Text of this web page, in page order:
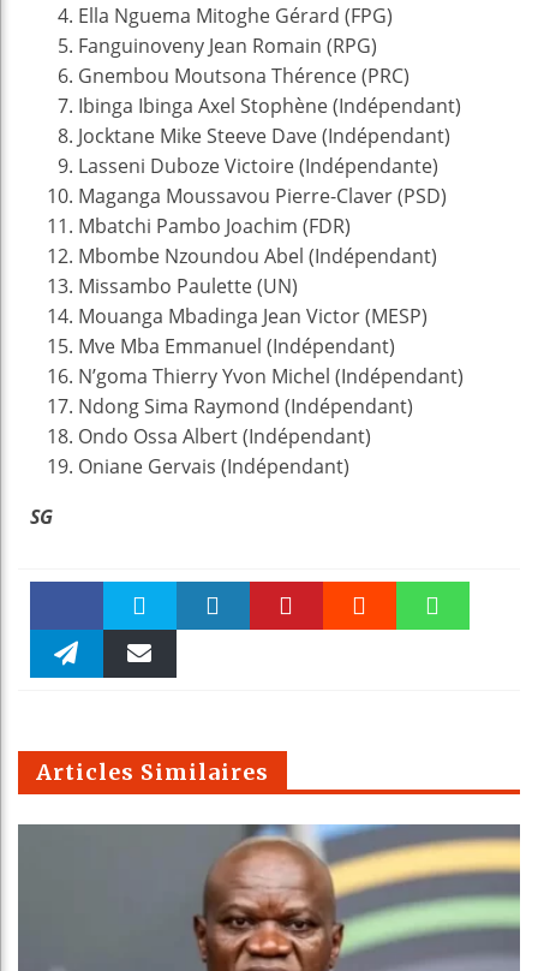
Ella Nguema Mitoghe Gérard (FPG)
Fanguinoveny Jean Romain (RPG)
Gnembou Moutsona Thérence (PRC)
Ibinga Ibinga Axel Stophène (Indépendant)
Jocktane Mike Steeve Dave (Indépendant)
Lasseni Duboze Victoire (Indépendante)
Maganga Moussavou Pierre-Claver (PSD)
Mbatchi Pambo Joachim (FDR)
Mbombe Nzoundou Abel (Indépendant)
Missambo Paulette (UN)
Mouanga Mbadinga Jean Victor (MESP)
Mve Mba Emmanuel (Indépendant)
N’goma Thierry Yvon Michel (Indépendant)
Ndong Sima Raymond (Indépendant)
Ondo Ossa Albert (Indépendant)
Oniane Gervais (Indépendant)
SG
Faceboo Twitter
m
Articles Similaires